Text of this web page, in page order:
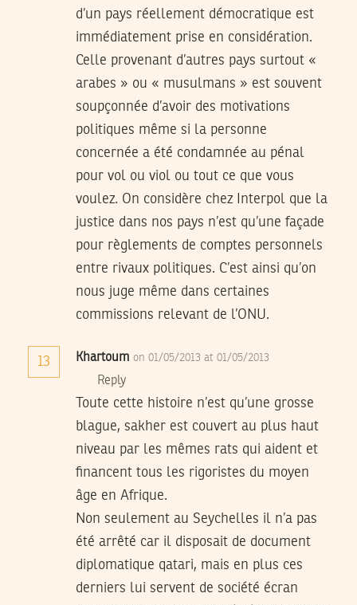
d’un pays réellement démocratique est
immédiatement prise en considération.
Celle provenant d’autres pays surtout «
arabes » ou « musulmans » est souvent
soupçonnée d’avoir des motivations
politiques même si la personne
concernée a été condamnée au pénal
pour vol ou viol ou tout ce que vous
voulez. On considère chez Interpol que la
justice dans nos pays n’est qu’une façade
pour règlements de comptes personnels
entre rivaux politiques. C’est ainsi qu’on
nous juge même dans certaines
commissions relevant de l’ONU.
13 Khartoum on 01/05/2013 at 01/05/2013
Reply
Toute cette histoire n’est qu’une grosse
blague, sakher est couvert au plus haut
niveau par les mêmes rats qui aident et
financent tous les rigoristes du moyen
âge en Afrique.
Non seulement au Seychelles il n’a pas
été arrêté car il disposait de document
diplomatique qatari, mais en plus ces
derniers lui servent de société écran